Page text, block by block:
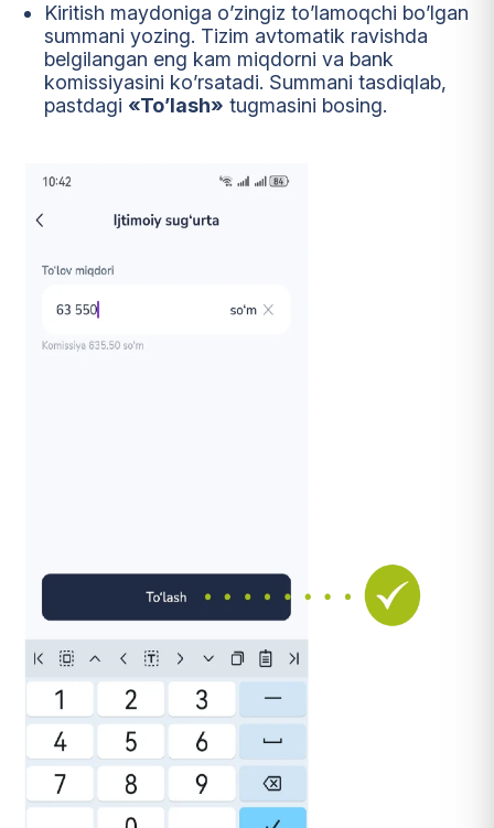
Kiritish maydoniga o’zingiz to’lamoqchi bo’lgan
summani yozing. Tizim avtomatik ravishda
belgilangan eng kam miqdorni va bank
komissiyasini ko’rsatadi. Summani tasdiqlab,
pastdagi «To’lash» tugmasini bosing.